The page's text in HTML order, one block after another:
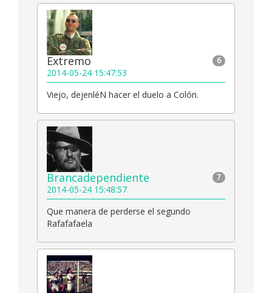
6
Extremo
2014-05-24 15:47:53
Viejo, dejenléN hacer el duelo a Colón.
7
Brancadependiente
2014-05-24 15:48:57
Que manera de perderse el segundo
Rafafafaela